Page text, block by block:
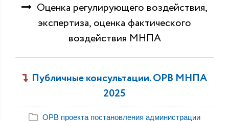
Оценка регулирующего воздействия,
экспертиза, оценка фактического
воздействия МНПА
Публичные консультации. ОРВ МНПА
2025
ОРВ проекта постановления администрации